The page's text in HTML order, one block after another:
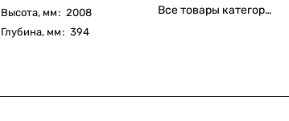
Высота, мм: 2008
Глубина, мм: 394
Все товары категории